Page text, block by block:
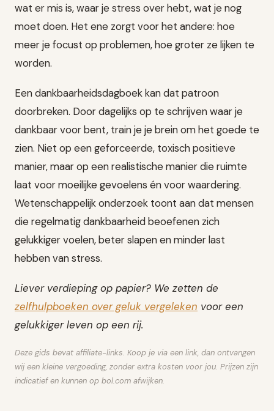
wat er mis is, waar je stress over hebt, wat je nog
moet doen. Het ene zorgt voor het andere: hoe
meer je focust op problemen, hoe groter ze lijken te
worden.
Een dankbaarheidsdagboek kan dat patroon
doorbreken. Door dagelijks op te schrijven waar je
dankbaar voor bent, train je je brein om het goede te
zien. Niet op een geforceerde, toxisch positieve
manier, maar op een realistische manier die ruimte
laat voor moeilijke gevoelens én voor waardering.
Wetenschappelijk onderzoek toont aan dat mensen
die regelmatig dankbaarheid beoefenen zich
gelukkiger voelen, beter slapen en minder last
hebben van stress.
Liever verdieping op papier? We zetten de
zelfhulpboeken over geluk vergeleken voor een
gelukkiger leven op een rij.
Deze gids bevat affiliate-links. Koop je via een link, dan ontvangen
wij een kleine vergoeding, zonder extra kosten voor jou. Prijzen zijn
indicatief en kunnen op bol.com afwijken.